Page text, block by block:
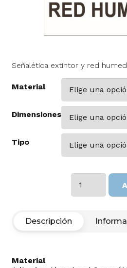
Señalética extintor y red
Material
Dimensiones
Tipo
Red
Descripción
Material